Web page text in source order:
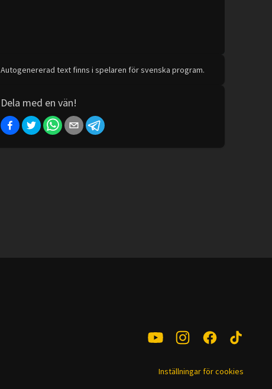
Autogenererad text finns i spelaren för svenska program.
Dela med en vän!
Inställningar för cookies